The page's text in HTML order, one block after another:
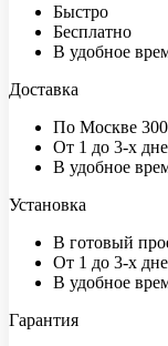
Быстро
Бесплатно
В удобное
Доставка
По Москве
От 1 до 3-х
В удобное
Установка
В готовый
От 1 до 3-х
В удобное
Гарантия